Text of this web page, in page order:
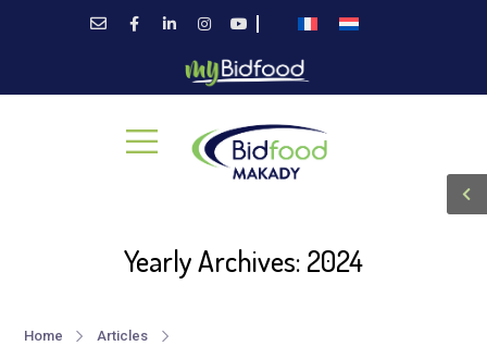
Yearly Archives: 2024
Home
Articles